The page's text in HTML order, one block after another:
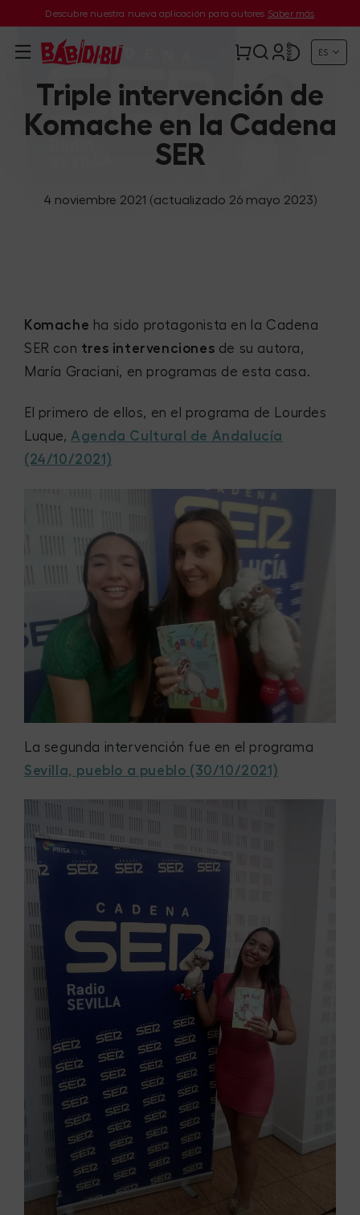
Descubre nuestra nueva aplicación para autores Saber más
ES
Triple intervención de
Komache en la Cadena
SER
4 noviembre 2021 (actualizado 26 mayo 2023)
Komache ha sido protagonista en la Cadena
SER con tres intervenciones de su autora,
María Graciani, en programas de esta casa.
El primero de ellos, en el programa de Lourdes
Luque, Agenda Cultural de Andalucía
(24/10/2021)
La segunda intervención fue en el programa
Sevilla, pueblo a pueblo (30/10/2021)